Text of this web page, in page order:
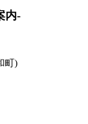
内-
町)